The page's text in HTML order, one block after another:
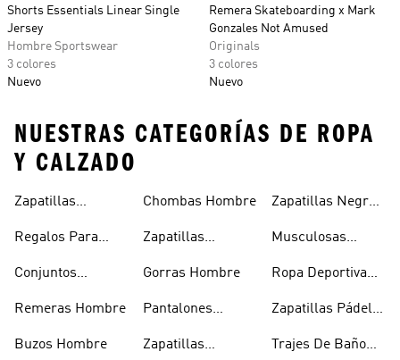
Shorts Essentials Linear Single
Jersey
Hombre Sportswear
3 colores
Nuevo
Remera Skateboarding x Mark
Gonzales Not Amused
Originals
3 colores
Nuevo
NUESTRAS CATEGORÍAS DE ROPA
Y CALZADO
Zapatillas
Regalos Para
Conjuntos
Hombre
Remeras Hombre
Buzos Hombre
Hombre
Chombas Hombre
Zapatillas
Gorras Hombre
Pantalones
Hombre
Zapatillas
Zapatillas Negras
Musculosas
Ropa Deportiva
Zapatillas Pádel
Trajes De Baño